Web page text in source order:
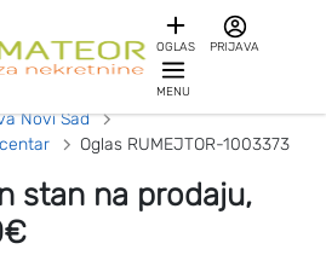
OGLAS PRIJAVA
MENU
Novi Sad
Oglas RUMEJTOR-1003373
stan na prodaju,